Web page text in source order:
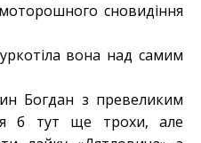
сновидіння
вона над самим
Богдан з превеликим
б тут ще трохи, але